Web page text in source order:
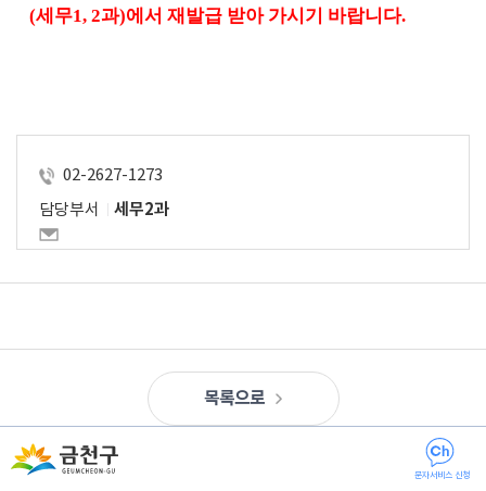
문자서비스 신청
(세무1, 2과)에서 재발급 받아 가시기 바랍니다.
02-2627-1273
담당부서
세무2과
목록으로